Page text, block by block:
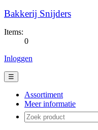
Bakkerij Snijders
Items:
0
Inloggen
☰
Assortiment
Meer informatie